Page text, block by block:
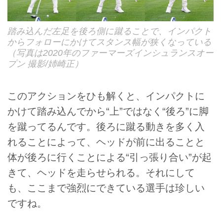
踏み込んだ左足を後ろ側に蹴ることで、インパクト
からフォローにかけてスタンス幅が狭くなっている
（写真は2020年のファーマーズインシュランスオー
プン 撮影/姉崎正）
このアクションをひも解くと、インパクトに
かけて踏み込んでから“上”ではなく“後ろ”に脚
を蹴ってるんです。後ろに蹴る動きを多く入
れることによって、ヘッドが前に出ることと
体が後ろに行くことによる“引っ張り合い”が起
きて、ヘッドを走らせられる。それにして
も、ここまで強烈にできている選手は珍しい
ですね。